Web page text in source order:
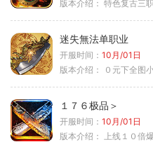
版本介绍： 特色复古三
迷失無法单职业
开服时间： 10月/01日
版本介绍：
０元下全图
１７６极品＞
开服时间： 10月/01日
版本介绍：
上线１０倍